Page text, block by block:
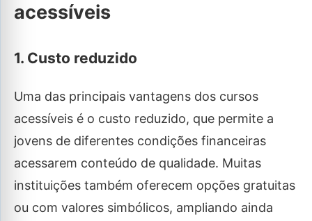
acessíveis
1. Custo reduzido
Uma das principais vantagens dos cursos
acessíveis é o custo reduzido, que permite a
jovens de diferentes condições financeiras
acessarem conteúdo de qualidade. Muitas
instituições também oferecem opções gratuitas
ou com valores simbólicos, ampliando ainda